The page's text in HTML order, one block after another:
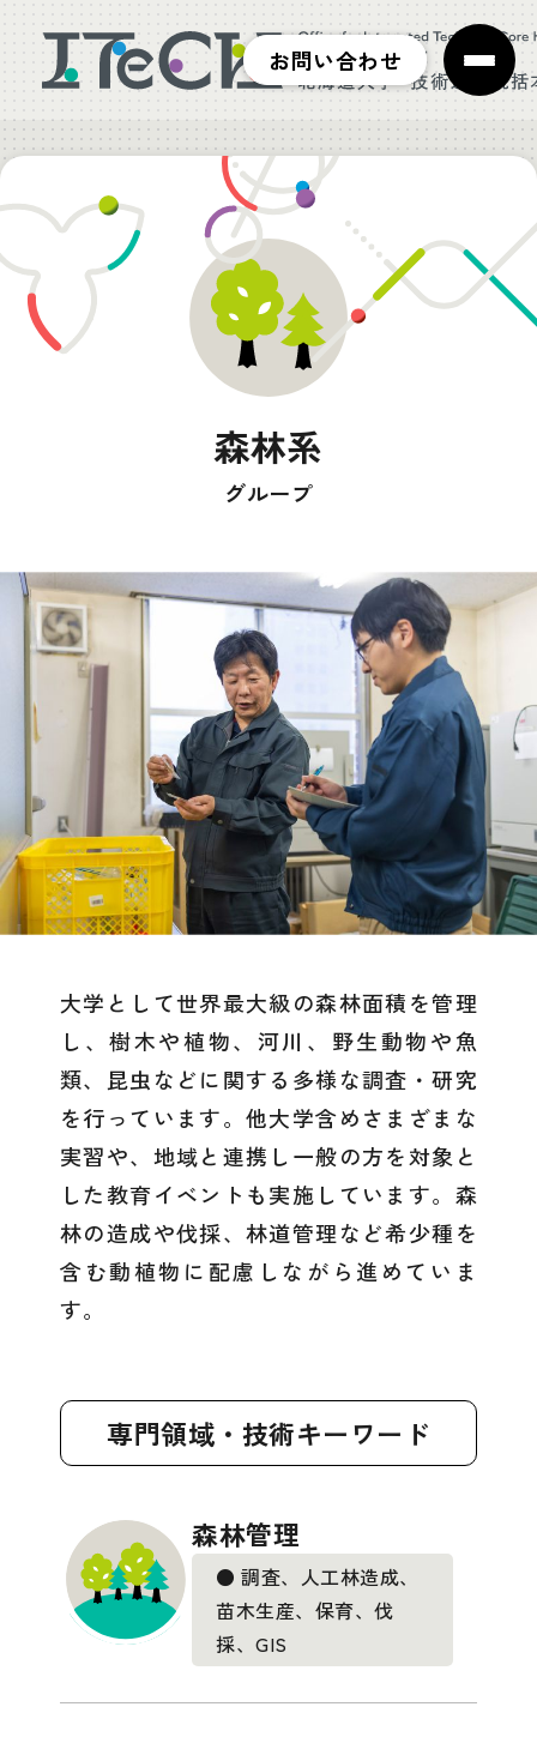
お問い合わせ
森林系
グループ
大学として世界最大級の森林面積を管理
し、樹木や植物、河川、野生動物や魚
類、昆虫などに関する多様な調査・研究
を行っています。他大学含めさまざまな
実習や、地域と連携し一般の方を対象と
した教育イベントも実施しています。森
林の造成や伐採、林道管理など希少種を
含む動植物に配慮しながら進めていま
す。
専門領域・技術キーワード
森林管理
● 調査、人工林造成、
苗木生産、保育、伐
採、GIS